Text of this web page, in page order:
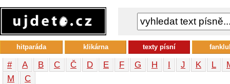
# A B C Č D E F G H I J K L
М
С
hitparáda klikárna texty písní